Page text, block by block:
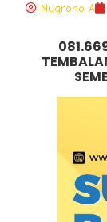
Nugroho A